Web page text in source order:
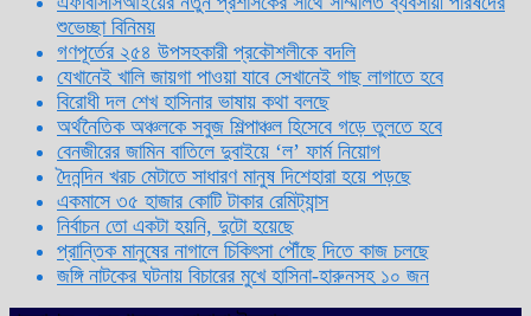
শুভেচ্ছা বিনিময়
গণপূর্তের ২৫৪ উপসহকারী প্রকৌশলীকে বদলি
যেখানেই খালি জায়গা পাওয়া যাবে সেখানেই গাছ লাগাতে হবে
বিরোধী দল শেখ হাসিনার ভাষায় কথা বলছে
অর্থনৈতিক অঞ্চলকে সবুজ শিল্পাঞ্চল হিসেবে গড়ে তুলতে হবে
বেনজীরের জামিন বাতিলে দুবাইয়ে ‌‘ল’ ফার্ম নিয়োগ
দৈনন্দিন খরচ মেটাতে সাধারণ মানুষ দিশেহারা হয়ে পড়ছে
একমাসে ৩৫ হাজার কোটি টাকার রেমিট্যান্স
নির্বাচন তো একটা হয়নি, দুটো হয়েছে
প্রান্তিক মানুষের নাগালে চিকিৎসা পৌঁছে দিতে কাজ চলছে
জঙ্গি নাটকের ঘটনায় বিচারের মুখে হাসিনা-হারুনসহ ১০ জন